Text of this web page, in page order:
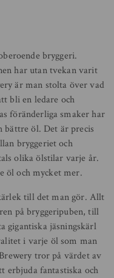
bryggeri.
har utan tvekan varit
är man stolta över vad
bli en ledare och
föränderliga smaker har
öl. Det är precis
bryggeriet och
olika ölstilar varje år.
öl och mycket mer.
till det man gör. Allt
på bryggeripuben, till
gigantiska jäsningskärl
i varje öl som man
tror på värdet av
erbjuda fantastiska och